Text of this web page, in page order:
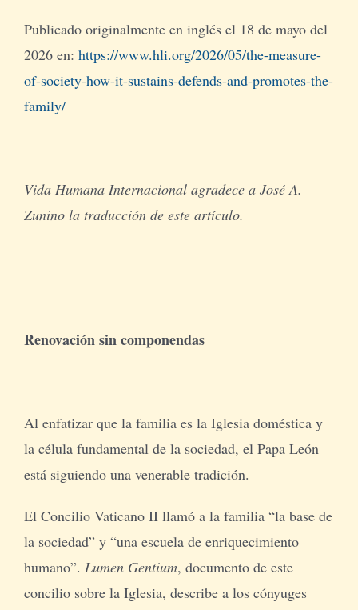
Publicado originalmente en inglés el 18 de mayo del
2026 en: https://www.hli.org/2026/05/the-measure-
of-society-how-it-sustains-defends-and-promotes-the-
family/
Vida Humana Internacional agradece a José A.
Zunino la traducción de este artículo.
Renovación sin componendas
Al enfatizar que la familia es la Iglesia doméstica y
la célula fundamental de la sociedad, el Papa León
está siguiendo una venerable tradición.
El Concilio Vaticano II llamó a la familia “la base de
la sociedad” y “una escuela de enriquecimiento
humano”. Lumen Gentium, documento de este
concilio sobre la Iglesia, describe a los cónyuges